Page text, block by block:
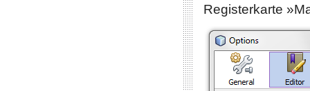
Registerkarte